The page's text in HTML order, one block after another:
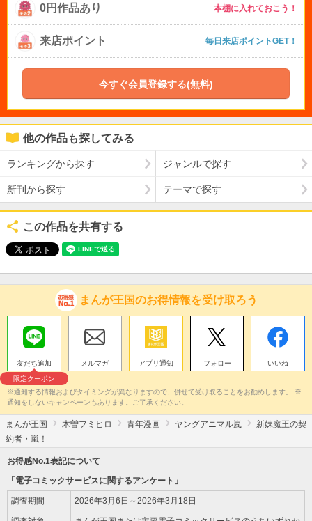
0円作品あり 本棚に入れておこう！
来店ポイント 毎日来店ポイントGET！
今すぐ会員登録する(無料)
他の作品も探してみる
ランキングから探す ジャンルで探す
新刊から探す テーマで探す
この作品を共有する
まんが王国のお得情報を受け取ろう
友だち追加
限定クーポン
メルマガ アプリ通知 フォロー いいね
※通知する情報およびタイミングが異なりますので、併せて受け取ることをお勧めします。 ※
通知をしないキャンペーンもあります。ご了承ください。
まんが王国 木曽フミヒロ 青年漫画 ヤングアニマル嵐
新妹魔王の契
約者・嵐！
お得感No.1表記について
「電子コミックサービスに関するアンケート」
調査期間 2026年3月6日～2026年3月18日